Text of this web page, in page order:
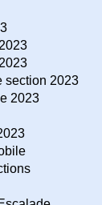
section 2023
2023